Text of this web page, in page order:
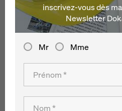
de
Autriche
inscrivez-vous dès
Newsletter
Mr Mme